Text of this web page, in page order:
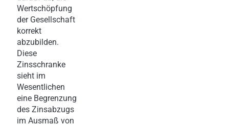
Wertschöpfung
der Gesellschaft
korrekt
abzubilden.
Diese
Zinsschranke
sieht im
Wesentlichen
eine Begrenzung
des Zinsabzugs
im Ausmaß von